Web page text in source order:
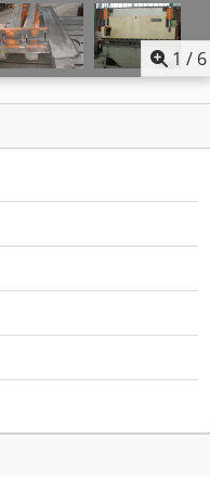
1 / 6